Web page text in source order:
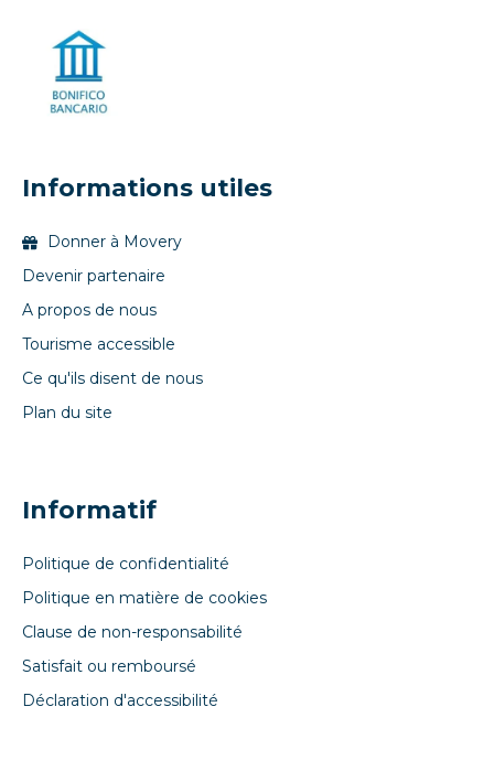
Informations utiles
Donner à Movery
Devenir partenaire
A propos de nous
Tourisme accessible
Ce qu'ils disent de nous
Plan du site
Informatif
Politique de confidentialité
Politique en matière de cookies
Clause de non-responsabilité
Satisfait ou remboursé
Déclaration d'accessibilité